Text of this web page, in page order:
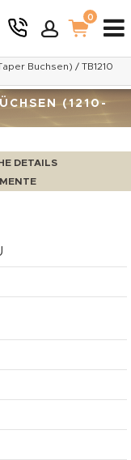
0
Buchsen) / TB1210
(1210-
DETAILS